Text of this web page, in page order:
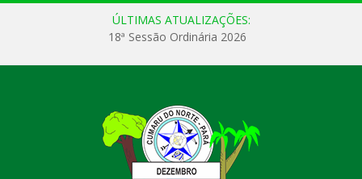
ÚLTIMAS ATUALIZAÇÕES:
18ª Sessão Ordinária 2026